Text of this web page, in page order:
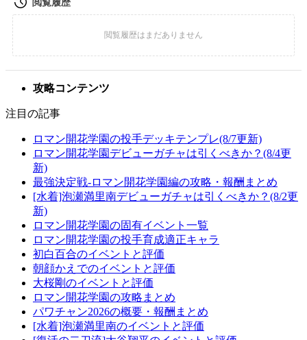
攻略コンテンツ
注目の記事
ロマン開花学園の投手デッキテンプレ(8/7更新)
ロマン開花学園デビューガチャは引くべきか？(8/4更
新)
最強決定戦-ロマン開花学園編の攻略・報酬まとめ
[水着]泡瀬満里南デビューガチャは引くべきか？(8/2更
新)
ロマン開花学園の固有イベント一覧
ロマン開花学園の投手育成適正キャラ
初白百合のイベントと評価
朝顔かえでのイベントと評価
大桜剛のイベントと評価
ロマン開花学園の攻略まとめ
パワチャン2026の概要・報酬まとめ
[水着]泡瀬満里南のイベントと評価